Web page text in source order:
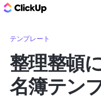
テンプレート
整理整頓
名簿テン